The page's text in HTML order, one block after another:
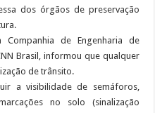
dos órgãos de preservação
Companhia de Engenharia de
Brasil, informou que qualquer
de trânsito.
a visibilidade de semáforos,
no solo (sinalização